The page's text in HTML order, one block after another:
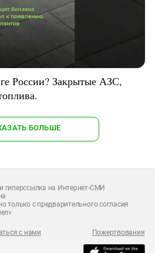
России? Закрытые АЗС,
БОЛЬШЕ
на Интернет-СМИ
только с предварительного согласия
с нами Пожертвования